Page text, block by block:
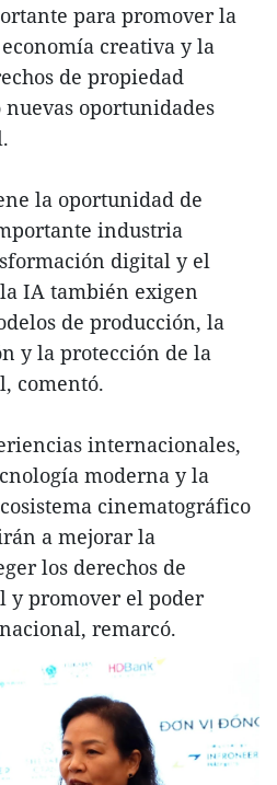
para promover la
creativa y la
de propiedad
oportunidades
la oportunidad de
industria
digital y el
IA también exigen
de producción, la
y la protección de la
comentó.
internacionales,
moderna y la
cinematográfico
a mejorar la
los derechos de
y promover el poder
remarcó.